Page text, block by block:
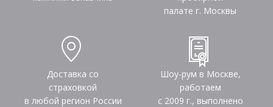
палате г. Москвы
Доставка со
страховкой
в любой регион России
Шоу-рум в Москве,
работаем
с 2009 г., выполнено